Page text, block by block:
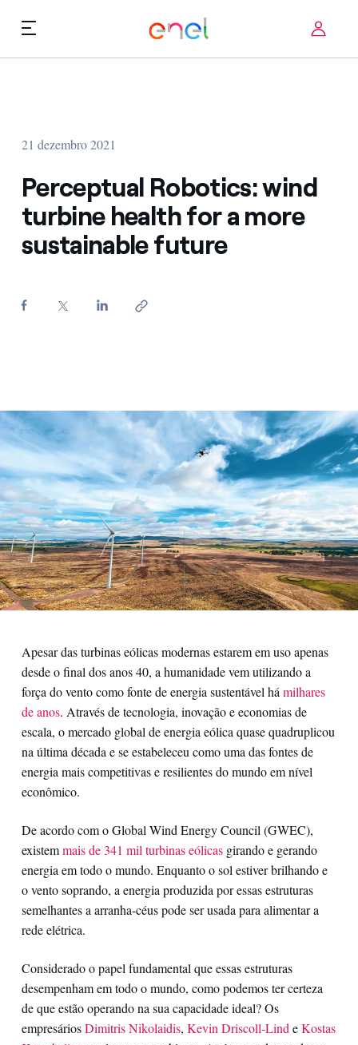
Skip to content
Startup ecosystem
Como funciona
Termos de Uso
FAQ
21 dezembro 2021
Perceptual Robotics: wind
turbine health for a more
sustainable future
Apesar das turbinas eólicas modernas estarem em uso apenas
desde o final dos anos 40, a humanidade vem utilizando a
força do vento como fonte de energia sustentável há milhares
de anos. Através de tecnologia, inovação e economias de
escala, o mercado global de energia eólica quase quadruplicou
na última década e se estabeleceu como uma das fontes de
energia mais competitivas e resilientes do mundo em nível
econômico.
De acordo com o Global Wind Energy Council (GWEC),
existemmais de 341 mil turbinas eólicasgirando e gerando
energia em todo o mundo. Enquanto o sol estiver brilhando e
o vento soprando, a energia produzida por essas estruturas
semelhantes a arranha-céus pode ser usada para alimentar a
rede elétrica.
Considerado o papel fundamental que essas estruturas
desempenham em todo o mundo, como podemos ter certeza
de que estão operando na sua capacidade ideal? Os
empresáriosDimitris Nikolaidis, Kevin Driscoll-LindeKostas